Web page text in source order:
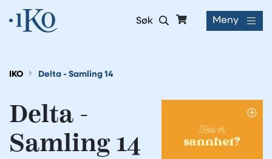
Søk Meny
IKO Delta - Samling 14
Delta -
Samling 14